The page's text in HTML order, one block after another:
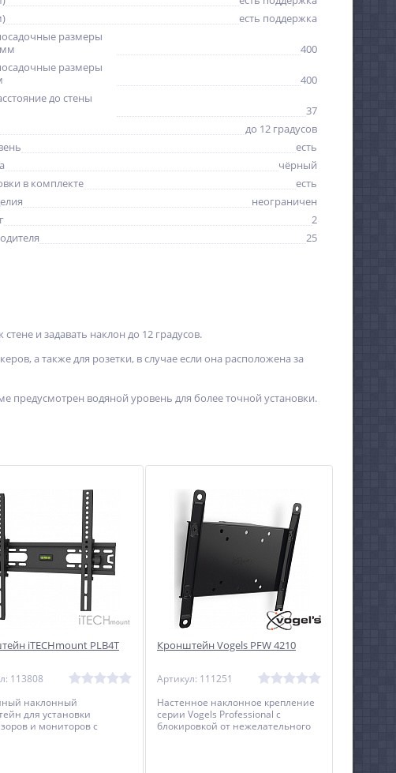
есть поддержка
размеры
мм
400
размеры
400
до стены
37
до 12 градусов
есть
чёрный
в комплекте
есть
неограничен
2
25
и задавать наклон до 12 градусов.
а также для розетки, в случае если она расположена за
предусмотрен водяной уровень для более точной установки.
iTECHmount PLB4T
113808
наклонный
для установки
и мониторов с
Кронштейн Vogels PFW 4210
Артикул: 111251
Настенное наклонное крепление
серии Vogels Professional с
блокировкой от нежелательного